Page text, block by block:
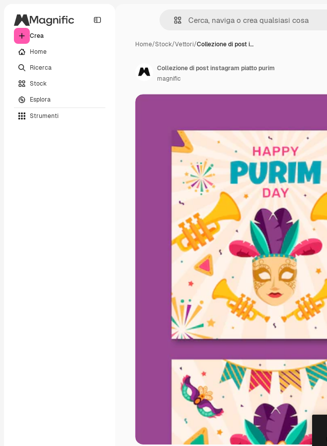
Crea
Home
Ricerca
Stock
Esplora
Strumenti
Home/Stock/Vettori/Collezione di post i…
Collezione di post instagram piatto purim
magnific